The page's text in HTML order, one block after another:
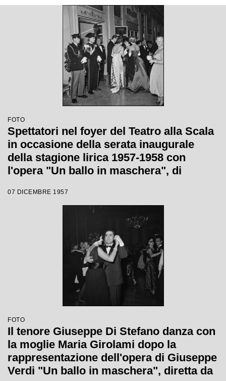
Gianandrea Gavazzeni con la regia di
Margherita Wallmann
FOTO
Spettatori nel foyer del Teatro alla Scala
in occasione della serata inaugurale
della stagione lirica 1957-1958 con
l'opera "Un ballo in maschera", di
Gavazzeni con la regia di Margherita
07 DICEMBRE 1957
FOTO
Il tenore Giuseppe Di Stefano danza con
la moglie Maria Girolami dopo la
rappresentazione dell'opera di Giuseppe
Verdi "Un ballo in maschera", diretta da